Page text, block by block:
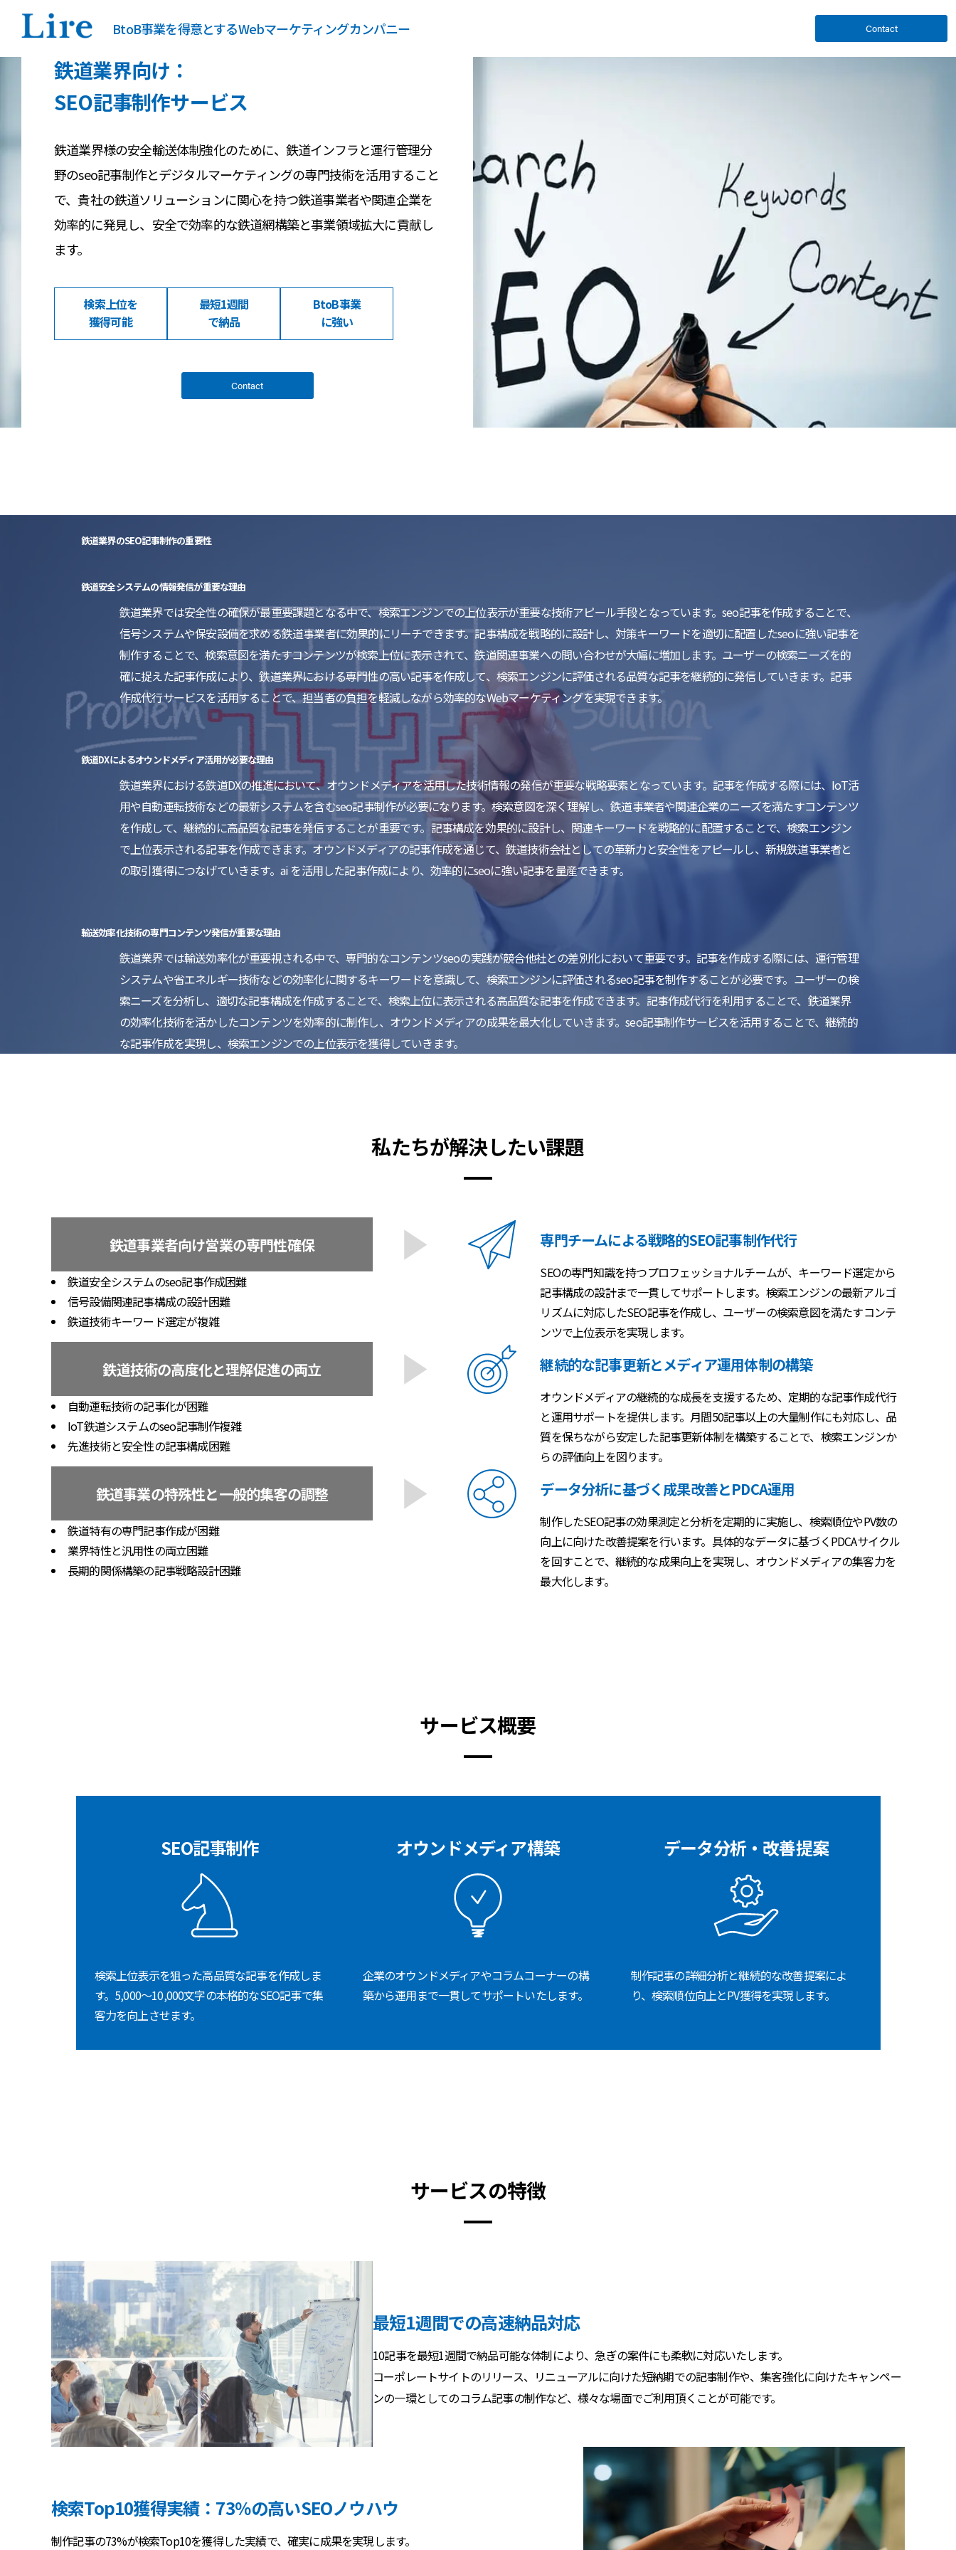
BtoB事業を得意とするWebマーケティングカンパニー Contact
鉄道業界向け：
SEO記事制作サービス
鉄道業界様の安全輸送体制強化のために、鉄道インフラと運行管理分
野のseo記事制作とデジタルマーケティングの専門技術を活用すること
で、貴社の鉄道ソリューションに関心を持つ鉄道事業者や関連企業を
効率的に発見し、安全で効率的な鉄道網構築と事業領域拡大に貢献し
ます。
検索上位を
獲得可能
最短1週間
で納品
BtoB事業
に強い
Contact
鉄道業界のSEO記事制作の重要性
鉄道安全システムの情報発信が重要な理由
鉄道業界では安全性の確保が最重要課題となる中で、検索エンジンでの上位表示が重要な技術アピール手段となっています。seo記事を作成することで、
信号システムや保安設備を求める鉄道事業者に効果的にリーチできます。記事構成を戦略的に設計し、対策キーワードを適切に配置したseoに強い記事を
制作することで、検索意図を満たすコンテンツが検索上位に表示されて、鉄道関連事業への問い合わせが大幅に増加します。ユーザーの検索ニーズを的
確に捉えた記事作成により、鉄道業界における専門性の高い記事を作成して、検索エンジンに評価される品質な記事を継続的に発信していきます。記事
作成代行サービスを活用することで、担当者の負担を軽減しながら効率的なWebマーケティングを実現できます。
鉄道DXによるオウンドメディア活用が必要な理由
鉄道業界における鉄道DXの推進において、オウンドメディアを活用した技術情報の発信が重要な戦略要素となっています。記事を作成する際には、IoT活
用や自動運転技術などの最新システムを含むseo記事制作が必要になります。検索意図を深く理解し、鉄道事業者や関連企業のニーズを満たすコンテンツ
を作成して、継続的に高品質な記事を発信することが重要です。記事構成を効果的に設計し、関連キーワードを戦略的に配置することで、検索エンジン
で上位表示される記事を作成できます。オウンドメディアの記事作成を通じて、鉄道技術会社としての革新力と安全性をアピールし、新規鉄道事業者と
の取引獲得につなげていきます。ai を活用した記事作成により、効率的にseoに強い記事を量産できます。
輸送効率化技術の専門コンテンツ発信が重要な理由
鉄道業界では輸送効率化が重要視される中で、専門的なコンテンツseoの実践が競合他社との差別化において重要です。記事を作成する際には、運行管理
システムや省エネルギー技術などの効率化に関するキーワードを意識して、検索エンジンに評価されるseo記事を制作することが必要です。ユーザーの検
索ニーズを分析し、適切な記事構成を作成することで、検索上位に表示される高品質な記事を作成できます。記事作成代行を利用することで、鉄道業界
の効率化技術を活かしたコンテンツを効率的に制作し、オウンドメディアの成果を最大化していきます。seo記事制作サービスを活用することで、継続的
な記事作成を実現し、検索エンジンでの上位表示を獲得していきます。
私たちが解決したい課題
鉄道事業者向け営業の専門性確保
鉄道安全システムのseo記事作成困難
信号設備関連記事構成の設計困難
鉄道技術キーワード選定が複雑
専門チームによる戦略的SEO記事制作代行
SEOの専門知識を持つプロフェッショナルチームが、キーワード選定から
記事構成の設計まで一貫してサポートします。検索エンジンの最新アルゴ
リズムに対応したSEO記事を作成し、ユーザーの検索意図を満たすコンテ
ンツで上位表示を実現します。
鉄道技術の高度化と理解促進の両立
自動運転技術の記事化が困難
IoT鉄道システムのseo記事制作複雑
先進技術と安全性の記事構成困難
継続的な記事更新とメディア運用体制の構築
オウンドメディアの継続的な成長を支援するため、定期的な記事作成代行
と運用サポートを提供します。月間50記事以上の大量制作にも対応し、品
質を保ちながら安定した記事更新体制を構築することで、検索エンジンか
らの評価向上を図ります。
鉄道事業の特殊性と一般的集客の調整
鉄道特有の専門記事作成が困難
業界特性と汎用性の両立困難
長期的関係構築の記事戦略設計困難
データ分析に基づく成果改善とPDCA運用
制作したSEO記事の効果測定と分析を定期的に実施し、検索順位やPV数の
向上に向けた改善提案を行います。具体的なデータに基づくPDCAサイクル
を回すことで、継続的な成果向上を実現し、オウンドメディアの集客力を
最大化します。
サービス概要
SEO記事制作
検索上位表示を狙った高品質な記事を作成しま
す。5,000～10,000文字の本格的なSEO記事で集
客力を向上させます。
オウンドメディア構築
企業のオウンドメディアやコラムコーナーの構
築から運用まで一貫してサポートいたします。
データ分析・改善提案
制作記事の詳細分析と継続的な改善提案によ
り、検索順位向上とPV獲得を実現します。
サービスの特徴
最短1週間での高速納品対応
10記事を最短1週間で納品可能な体制により、急ぎの案件にも柔軟に対応いたします。
コーポレートサイトのリリース、リニューアルに向けた短納期での記事制作や、集客強化に向けたキャンペー
ンの一環としてのコラム記事の制作など、様々な場面でご利用頂くことが可能です。
検索Top10獲得実績：73％の高いSEOノウハウ
制作記事の73%が検索Top10を獲得した実績で、確実に成果を実現します。